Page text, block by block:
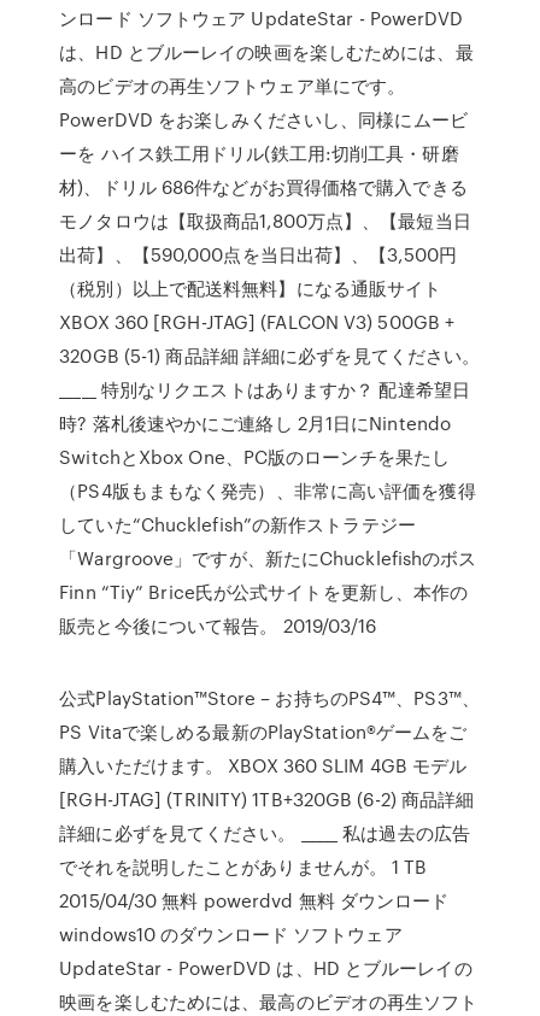
ンロード ソフトウェア UpdateStar - PowerDVD
は、HD とブルーレイの映画を楽しむためには、最
高のビデオの再生ソフトウェア単にです。
PowerDVD をお楽しみくださいし、同様にムービ
ーを ハイス鉄工用ドリル(鉄工用:切削工具・研磨
材)、ドリル 686件などがお買得価格で購入できる
モノタロウは【取扱商品1,800万点】、【最短当日
出荷】、【590,000点を当日出荷】、【3,500円
（税別）以上で配送料無料】になる通販サイト
XBOX 360 [RGH-JTAG] (FALCON V3) 500GB +
320GB (5-1) 商品詳細 詳細に必ずを見てください。
_____ 特別なリクエストはありますか？ 配達希望日
時? 落札後速やかにご連絡し 2月1日にNintendo
SwitchとXbox One、PC版のローンチを果たし
（PS4版もまもなく発売）、非常に高い評価を獲得
していた“Chucklefish”の新作ストラテジー
「Wargroove」ですが、新たにChucklefishのボス
Finn “Tiy” Brice氏が公式サイトを更新し、本作の
販売と今後について報告。 2019/03/16
公式PlayStation™Store – お持ちのPS4™、PS3™、
PS Vitaで楽しめる最新のPlayStation®ゲームをご
購入いただけます。 XBOX 360 SLIM 4GB モデル
[RGH-JTAG] (TRINITY) 1TB+320GB (6-2) 商品詳細
詳細に必ずを見てください。 _____ 私は過去の広告
でそれを説明したことがありませんが。 1 TB
2015/04/30 無料 powerdvd 無料 ダウンロード
windows10 のダウンロード ソフトウェア
UpdateStar - PowerDVD は、HD とブルーレイの
映画を楽しむためには、最高のビデオの再生ソフト